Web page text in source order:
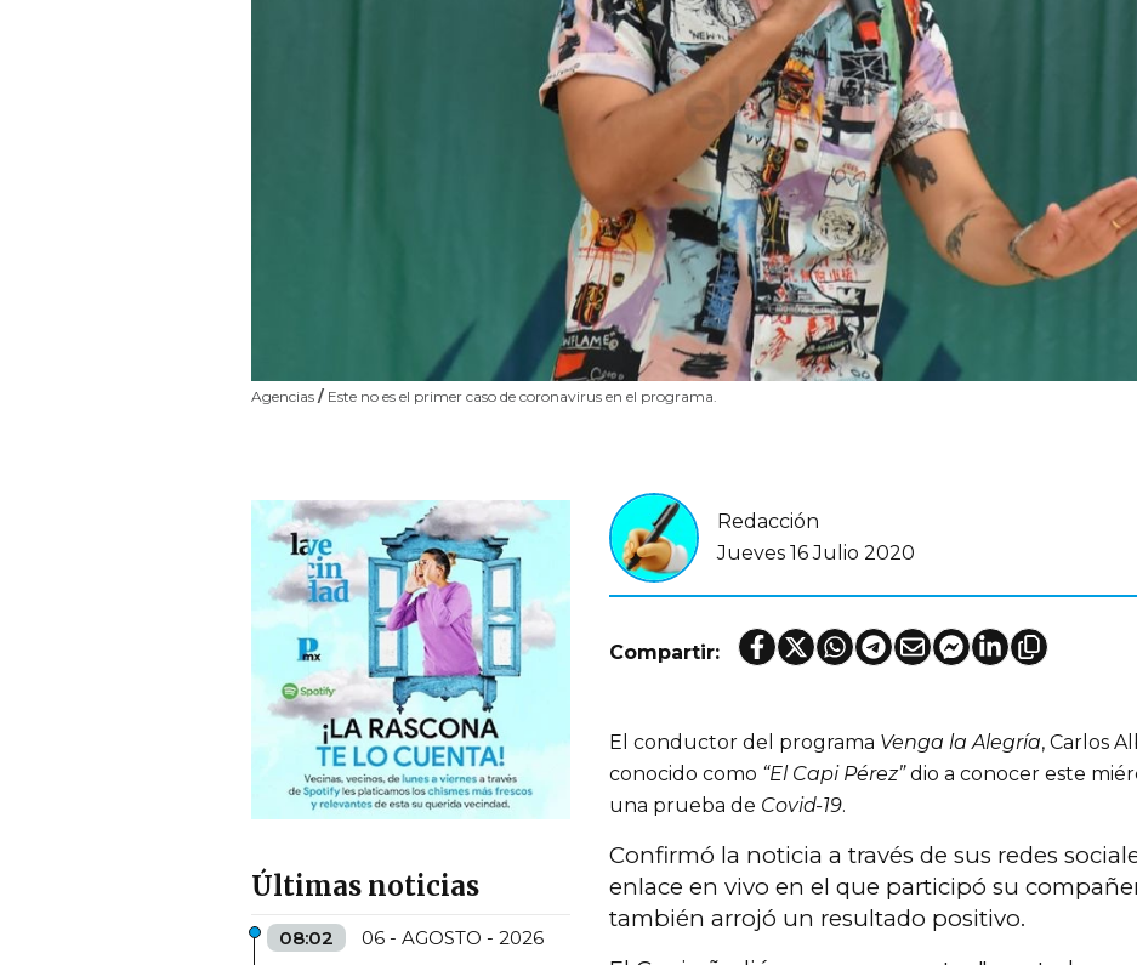
Agencias / Este no es el primer caso de coronavirus en el programa.
Últimas noticias
08:02 06 - AGOSTO - 2026
Redacción
Jueves 16 Julio 2020
Compartir:
El conductor del programa Venga la Alegría, Carlos
conocido como “El Capi Pérez”dio a conocer este
una prueba de Covid-19.
Confirmó la noticia a través de sus redes
enlace en vivo en el que participó su
también arrojó un resultado positivo.